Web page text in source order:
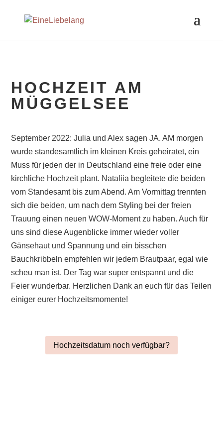
HOCHZEIT AM
MÜGGELSEE
September 2022: Julia und Alex sagen JA. AM morgen
wurde standesamtlich im kleinen Kreis geheiratet, ein
Muss für jeden der in Deutschland eine freie oder eine
kirchliche Hochzeit plant. Nataliia begleitete die beiden
vom Standesamt bis zum Abend. Am Vormittag trennten
sich die beiden, um nach dem Styling bei der freien
Trauung einen neuen WOW-Moment zu haben. Auch für
uns sind diese Augenblicke immer wieder voller
Gänsehaut und Spannung und ein bisschen
Bauchkribbeln empfehlen wir jedem Brautpaar, egal wie
scheu man ist. Der Tag war super entspannt und die
Feier wunderbar. Herzlichen Dank an euch für das Teilen
einiger eurer Hochzeitsmomente!
Hochzeitsdatum noch verfügbar?